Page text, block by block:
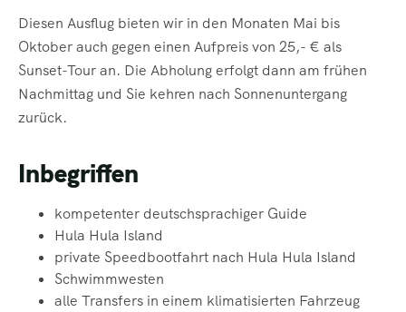
Diesen Ausflug bieten wir in den Monaten Mai bis
Oktober auch gegen einen Aufpreis von 25,- € als
Sunset-Tour an. Die Abholung erfolgt dann am frühen
Nachmittag und Sie kehren nach Sonnenuntergang
zurück.
Inbegriffen
kompetenter deutschsprachiger Guide
Hula Hula Island
private Speedbootfahrt nach Hula Hula Island
Schwimmwesten
alle Transfers in einem klimatisierten Fahrzeug